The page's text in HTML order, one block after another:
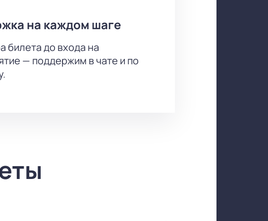
на каждом шаге
билета до входа на
— поддержим в чате и по